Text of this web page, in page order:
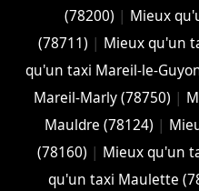
(78200) | Mieux
(78711) | Mieux qu'un
qu'un taxi Mareil-le-
Mareil-Marly (78750) |
Mauldre (78124) |
(78160) | Mieux qu'un
qu'un taxi Maulette